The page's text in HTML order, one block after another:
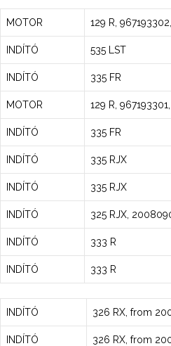
MOTOR 129 R,
INDÍTÓ 535 LST
INDÍTÓ 335 FR
MOTOR 129 R,
INDÍTÓ 335 FR
INDÍTÓ 335 RJX
INDÍTÓ 335 RJX
INDÍTÓ 325 RJX,
INDÍTÓ 333 R
INDÍTÓ 333 R
INDÍTÓ 326 RX, from
INDÍTÓ 326 RX, from